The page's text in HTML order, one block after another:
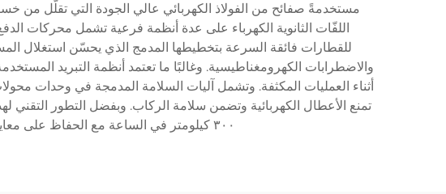
مستخدمةً صفائح من الفولاذ الكهربائي عالي الجودة التي تقلّل من
اللفّات الثانوية الكهرباء على عدة أنظمة فرعية تشمل محركات
للقطارات فائقة السرعة بتخطيطها المدمج الذي يحسّن استغلال
والاضطرابات الكهرومغناطيسية. وغالبًا ما تعتمد أنظمة التبريد
أثناء العمليات المكثفة. وتشمل آليات السلامة المدمجة في وحدات
تمنع الأعطال الكهربائية وتضمن سلامة الركاب. وبفضل التطور
٣٠٠ كيلومتر في الساعة مع الحفاظ على معايير الكفاءة في استهلاك الطاقة والموثوقية الضرورية لخدمات النقل التجاري للركاب.